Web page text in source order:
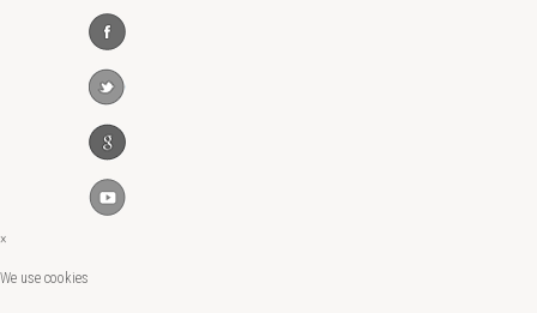
×
We use cookies